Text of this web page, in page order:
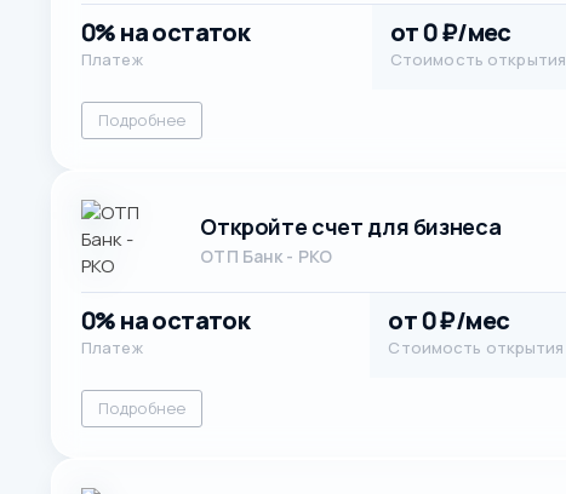
0% на остаток
Платеж
от 0 ₽/мес
Стоимость открытия
Подробнее
Откройте счет для бизнеса
ОТП Банк - РКО
0% на остаток
Платеж
от 0 ₽/мес
Стоимость открытия
Подробнее